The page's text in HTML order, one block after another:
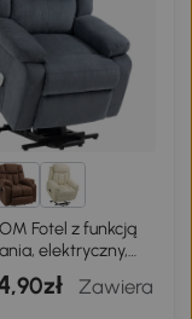
Fotel z funkcją
elektryczny,
,90zł
Zawiera